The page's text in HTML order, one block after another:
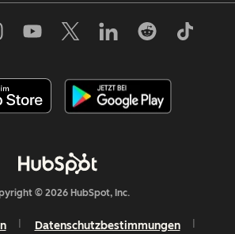
© 2026 HubSpot, Inc.
Datenschutzbestimmungen